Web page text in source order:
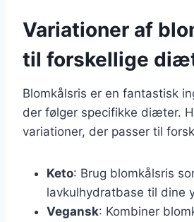
Variationer af
til forskellige
Blomkålsris er en fantastisk
der følger specifikke diæter.
variationer, der passer til
Keto: Brug blomkålsris
lavkulhydratbase til dine
Vegansk: Kombiner